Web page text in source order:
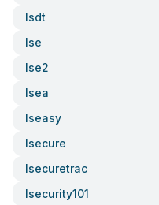
Isdt
Ise
Ise2
Isea
Iseasy
Isecure
Isecuretrac
Isecurity101